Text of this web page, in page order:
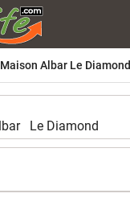
Maison Albar Le Diamond